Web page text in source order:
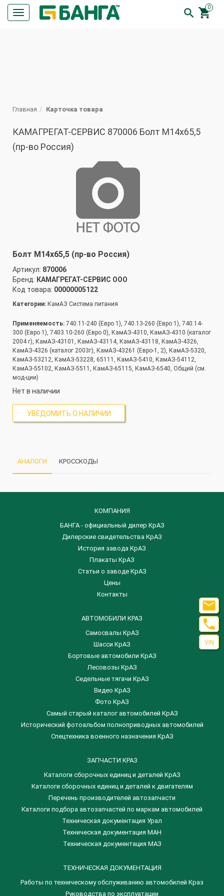
Кнопка
меню
0


Главная Карточка товара
КАМАГРЕГАТ-СЕРВИС 870006 Болт М14х65,5
(пр-во Россия)
Болт М14х65,5 (пр-во Россия)
Артикул: 870006
Бренд: КАМАГРЕГАТ-СЕРВИС ООО
Код товара: 00000005122
Категории: КамАЗ Система питания
Применяемость: 740.11-240 (Евро 1), 740.13-260 (Евро 1), 740.14-
300 (Евро 1), 7403.10-260 (Евро 0), КамАЗ-4310, КамАЗ-4310 (каталог
2004 г), КамАЗ-43101, КамАЗ-43114, КамАЗ-43118, КамАЗ-4326,
КамАЗ-4326 (каталог 2003г), КамАЗ-43261 (Евро-1, 2), КамАЗ-5320,
КамАЗ-53212, КамАЗ-53228, 65111, КамАЗ-5410, КамАЗ-54112,
КамАЗ-55102, КамАЗ-5511, КамАЗ-65115, КамАЗ-6540, Общий (см.
мод-ции)
Нет в наличии
УВЕДОМИТЬ О НАЛИЧИИ
АНАЛОГИ КРОССКОДЫ
КОМПАНИЯ
БАНГА - официальный дилер КрАЗ
Дилерские свидетельства КрАЗ
История завода КрАЗ
Плакаты КрАЗ
Статьи о заводе КрАЗ
Цены
Контакты
АВТОМОБИЛИ КРАЗ
Самосвалы КрАЗ
Шасси КрАЗ
Бортовые автомобили КрАЗ
Лесовозы КрАЗ
Седельные тягачи КрАЗ
Видео КрАЗ
Фото КрАЗ
Самый старый каталог автомобилей КрАЗ
Исторический фотоальбом полноприводных автомобилей
Спецтехника военного назначения КрАЗ
ЗАПЧАСТИ КРАЗ
Каталоги сборочных единиц и деталей КрАЗ
​Каталоги сборочных единиц и деталей к двигателям
Перечень производителей автозапчасти
Каталоги подбора автозапчастей по маркам автомобилей
Техническая документация Урал
Техническая документация МАН
Техническая документация МАЗ
ТЕХНИЧЕСКАЯ ДОКУМЕНТАЦИЯ
Работы по техническому обслуживанию автомобилей Краз
Руководства по эксплуатации


VIN